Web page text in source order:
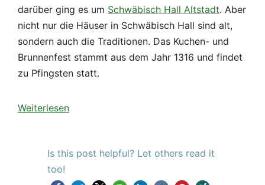
darüber ging es um Schwäbisch Hall Altstadt. Aber
nicht nur die Häuser in Schwäbisch Hall sind alt,
sondern auch die Traditionen. Das Kuchen- und
Brunnenfest stammt aus dem Jahr 1316 und findet
zu Pfingsten statt.
Weiterlesen
Is this post helpful? Let others read it
too!